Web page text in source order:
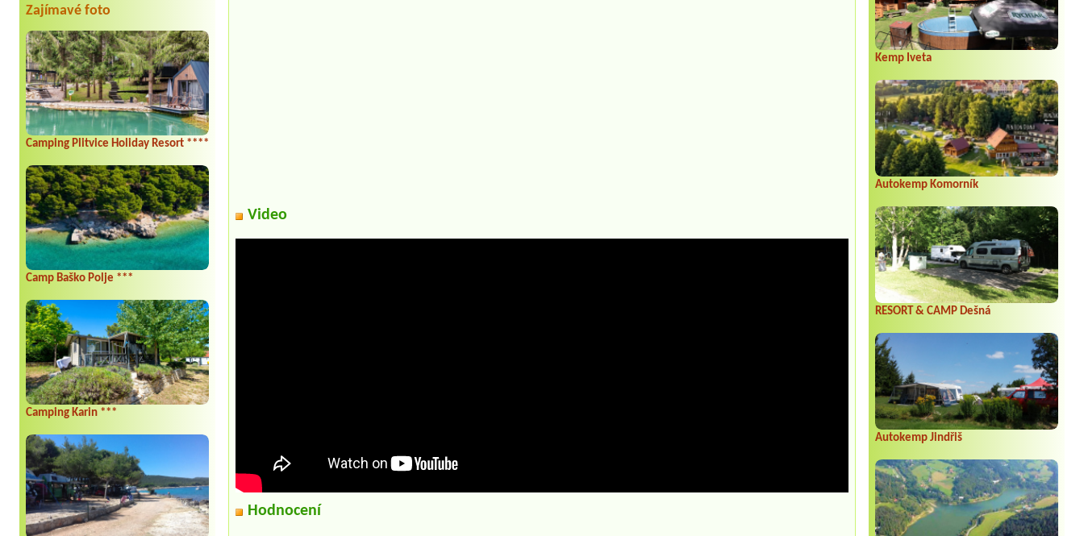
Zajímavé foto
Camping Plitvice Holiday Resort ****
Camp Baško Polje ***
Camping Karin ***
Kemp Iveta
Autokemp Komorník
RESORT & CAMP Dešná
Autokemp Jindřiš
Video
Hodnocení